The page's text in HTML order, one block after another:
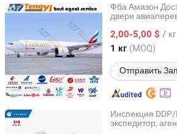
Фба Амазон
двери
Бернардино,
2,00-5,00 $ / кг
1 кг (MOQ)
Отправить
Shenzhen Tengyi International Freight
Guangdong, China с 2020
Инспекция DDP/
экспедитор,
Changsha Tranbay Supply Chain Co.,